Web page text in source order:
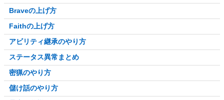
Braveの上げ方
Faithの上げ方
アビリティ継承のやり方
ステータス異常まとめ
密猟のやり方
儲け話のやり方